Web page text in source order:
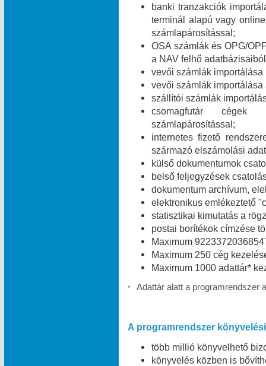
banki tranzakciók
terminál alapú vagy
számlapárosítással;
OSA számlák és OPG/
a NAV felhő
vevői számlák
vevői számlák
szállítói számlák
csomagfutár cégek
számlapárosítással;
internetes fizető
származó elszámolási
külső dokumentumok
belső feljegyzések
dokumentum archívum,
elektronikus emlékeztető
statisztikai kimutatás a
postai borítékok címzése
Maximum
Maximum 250 cég
Maximum 1000 adattár*
* Adattár alatt a programrendszer
A programrendszer
több millió könyvelhető
könyvelés közben is